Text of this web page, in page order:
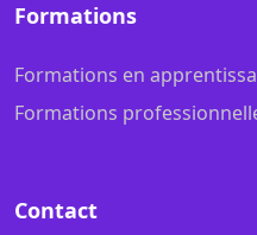
Formations
Formations en
Formations
Contact